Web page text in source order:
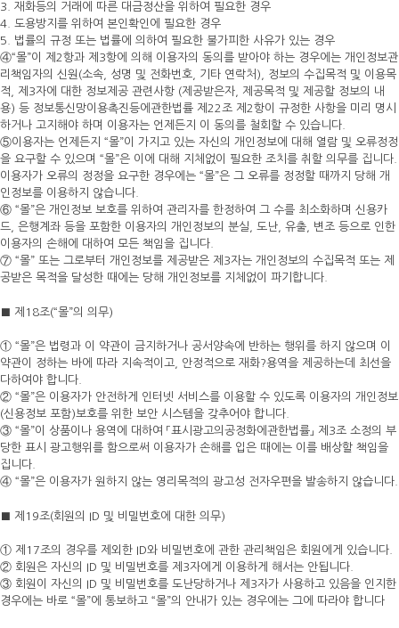
3. 재화등의 거래에 따른 대금정산을 위하여 필요한 경우
4. 도용방지를 위하여 본인확인에 필요한 경우
5. 법률의 규정 또는 법률에 의하여 필요한 불가피한 사유가 있는 경우
④“몰”이 제2항과 제3항에 의해 이용자의 동의를 받아야 하는 경우에는 개인정보관
리책임자의 신원(소속, 성명 및 전화번호, 기타 연락처), 정보의 수집목적 및 이용목
적, 제3자에 대한 정보제공 관련사항 (제공받은자, 제공목적 및 제공할 정보의 내
용) 등 정보통신망이용촉진등에관한법률 제22조 제2항이 규정한 사항을 미리 명시
하거나 고지해야 하며 이용자는 언제든지 이 동의를 철회할 수 있습니다.
⑤이용자는 언제든지 “몰”이 가지고 있는 자신의 개인정보에 대해 열람 및 오류정정
을 요구할 수 있으며 “몰”은 이에 대해 지체없이 필요한 조치를 취할 의무를 집니다.
이용자가 오류의 정정을 요구한 경우에는 “몰”은 그 오류를 정정할 때까지 당해 개
인정보를 이용하지 않습니다.
⑥ “몰”은 개인정보 보호를 위하여 관리자를 한정하여 그 수를 최소화하며 신용카
드, 은행계좌 등을 포함한 이용자의 개인정보의 분실, 도난, 유출, 변조 등으로 인한
이용자의 손해에 대하여 모든 책임을 집니다.
⑦ “몰” 또는 그로부터 개인정보를 제공받은 제3자는 개인정보의 수집목적 또는 제
공받은 목적을 달성한 때에는 당해 개인정보를 지체없이 파기합니다.
■ 제18조(“몰”의 의무)
① “몰”은 법령과 이 약관이 금지하거나 공서양속에 반하는 행위를 하지 않으며 이
약관이 정하는 바에 따라 지속적이고, 안정적으로 재화?용역을 제공하는데 최선을
다하여야 합니다.
② “몰”은 이용자가 안전하게 인터넷 서비스를 이용할 수 있도록 이용자의 개인정보
(신용정보 포함)보호를 위한 보안 시스템을 갖추어야 합니다.
③ “몰”이 상품이나 용역에 대하여 「표시광고의공정화에관한법률」 제3조 소정의 부
당한 표시 광고행위를 함으로써 이용자가 손해를 입은 때에는 이를 배상할 책임을
집니다.
④ “몰”은 이용자가 원하지 않는 영리목적의 광고성 전자우편을 발송하지 않습니다.
■ 제19조(회원의 ID 및 비밀번호에 대한 의무)
① 제17조의 경우를 제외한 ID와 비밀번호에 관한 관리책임은 회원에게 있습니다.
② 회원은 자신의 ID 및 비밀번호를 제3자에게 이용하게 해서는 안됩니다.
③ 회원이 자신의 ID 및 비밀번호를 도난당하거나 제3자가 사용하고 있음을 인지한
경우에는 바로 “몰”에 통보하고 “몰”의 안내가 있는 경우에는 그에 따라야 합니다